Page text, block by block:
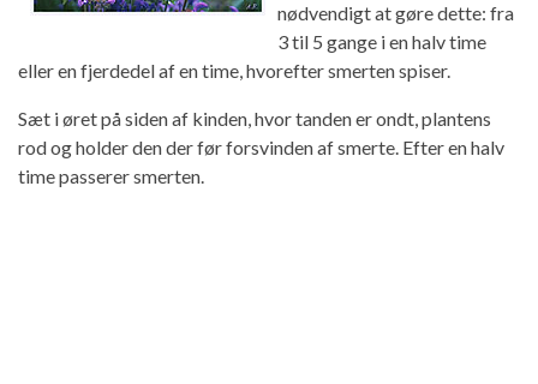
nødvendigt at gøre dette: fra
3 til 5 gange i en halv time
eller en fjerdedel af en time, hvorefter smerten spiser.
Sæt i øret på siden af ​​kinden, hvor tanden er ondt, plantens
rod og holder den der før forsvinden af ​​smerte. Efter en halv
time passerer smerten.